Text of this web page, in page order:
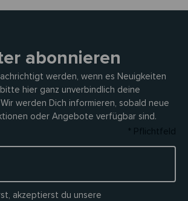
abonnieren
werden, wenn es Neuigkeiten
hier ganz unverbindlich deine
werden Dich informieren, sobald neue
oder Angebote verfügbar sind.
* Pflichtfeld
akzeptierst du unsere